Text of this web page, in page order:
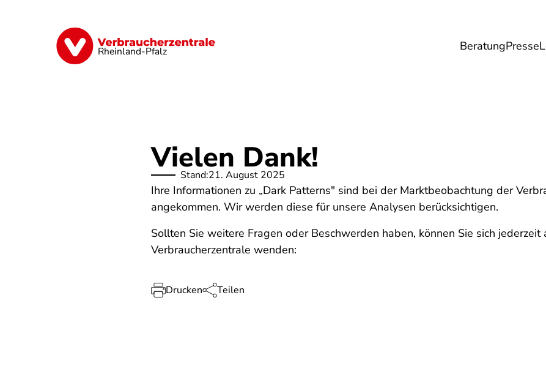
Rheinland-Pfalz BeratungPresse
Digitales Finanzen & Versicherung Gesundheit &
Vielen Dank!
Stand:21. August 2025
Ihre Informationen zu „Dark Patterns" sind bei der Marktbeobachtung der
angekommen. Wir werden diese für unsere Analysen berücksichtigen.
Sollten Sie weitere Fragen oder Beschwerden haben, können Sie sich jederzeit
Verbraucherzentrale wenden:
Drucken Teilen